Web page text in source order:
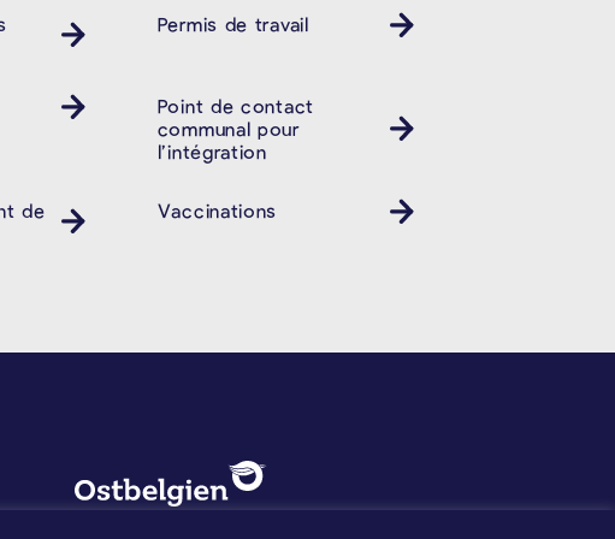
Permis de travail
Point de contact
communal pour
l’intégration
de
Vaccinations
PROTECTION DES DONNÉES,
Logo - Ostbelgien